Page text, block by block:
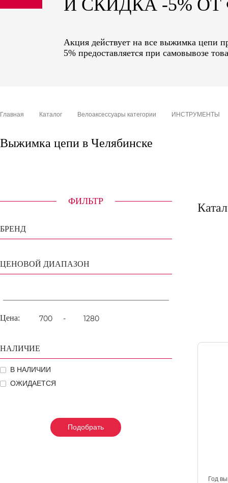
sale
И СКИДКА -5%
Акция действует на все выжимка цепи
5% предоставляется при самовывозе
Главная Каталог Велоаксессуары категории ИНСТРУМЕНТЫ
Выжимка цепи в Челябинске
ФИЛЬТР
БРЕНД
ЦЕНОВОЙ ДИАПАЗОН
Цена: -
НАЛИЧИЕ
В НАЛИЧИИ
ОЖИДАЕТСЯ
Подобрать
Подобрать
Подобрать
Год